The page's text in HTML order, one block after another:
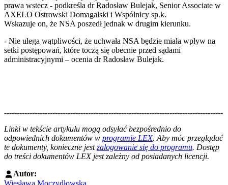
prawa wstecz - podkreśla dr Radosław Bulejak, Senior Associate w
AXELO Ostrowski Domagalski i Wspólnicy sp.k.
Wskazuje on, że NSA poszedł jednak w drugim kierunku.
- Nie ulega wątpliwości, że uchwała NSA będzie miała wpływ na
setki postępowań, które toczą się obecnie przed sądami
administracyjnymi – ocenia dr Radosław Bulejak.
--------------------------------------------------------------------------------------
Linki w tekście artykułu mogą odsyłać bezpośrednio do
odpowiednich dokumentów w programie LEX. Aby móc przeglądać
te dokumenty, konieczne jestzalogowanie się do programu. Dostęp
do treści dokumentów LEX jest zależny od posiadanych licencji.
Autor:
Wiesława Moczydłowska